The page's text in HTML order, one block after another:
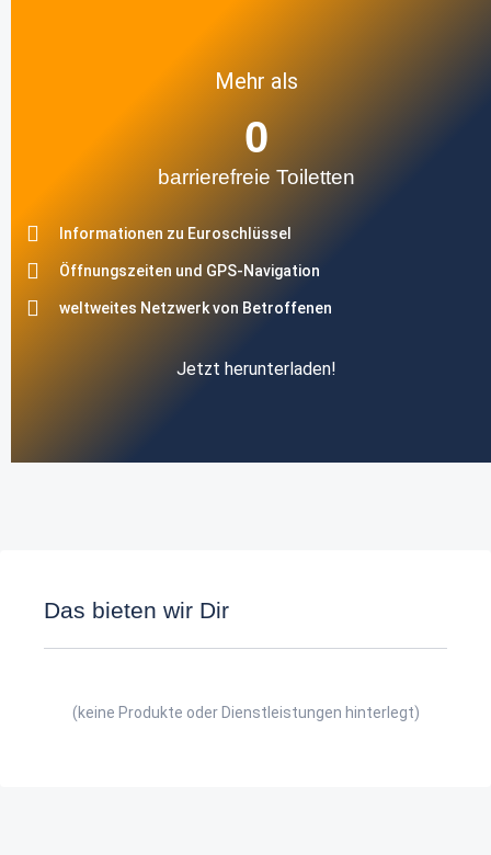
Mehr als
barrierefreie Toiletten
0
Informationen zu Euroschlüssel
Öffnungszeiten und GPS-Navigation
weltweites Netzwerk von Betroffenen
Jetzt herunterladen!
Das bieten wir Dir
(keine Produkte oder Dienstleistungen hinterlegt)